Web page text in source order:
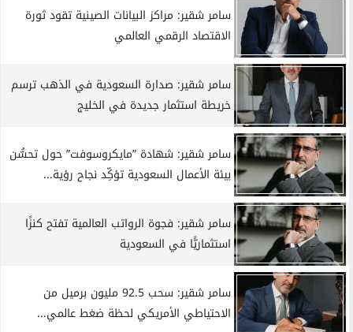
سامر شقير: مراكز البيانات الصينية تقود ثورة
الاقتصاد الرقمي العالمي
سامر شقير: صدارة السعودية في الذهب ترسم
خريطة استثمار جديدة في الخليج
سامر شقير: شهادة ”مايكروسوفت” حول تحسُّن
بيئة الأعمال السعودية تؤكِّد نجاح رؤية...
سامر شقير: فجوة الرواتب العالمية تفتح كنزًا
استثماريًّا في السعودية
سامر شقير: سحب 92.5 مليون برميل من
الاحتياطي الأمريكي لحظة ضغط عالمي...